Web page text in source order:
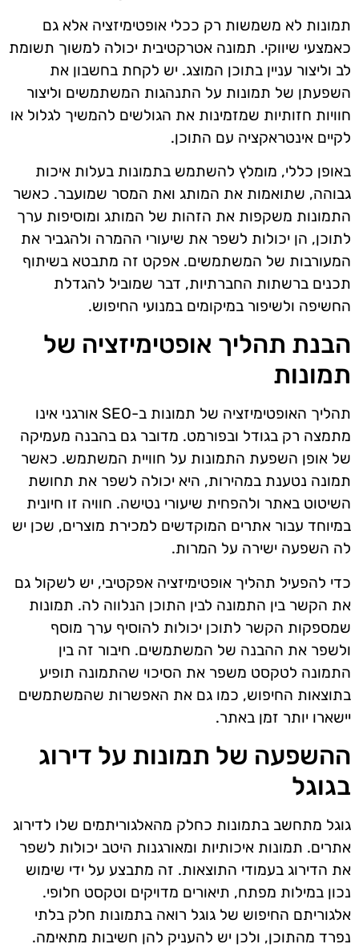
תמונות לא משמשות רק ככלי אופטימיזציה אלא גם
כאמצעי שיווקי. תמונה אטרקטיבית יכולה למשוך תשומת
לב וליצור עניין בתוכן המוצג. יש לקחת בחשבון את
השפעתן של תמונות על התנהגות המשתמשים וליצור
חוויות חזותיות שמזמינות את הגולשים להמשיך לגלול או
לקיים אינטראקציה עם התוכן.
באופן כללי, מומלץ להשתמש בתמונות בעלות איכות
גבוהה, שתואמות את המותג ואת המסר שמועבר. כאשר
התמונות משקפות את הזהות של המותג ומוסיפות ערך
לתוכן, הן יכולות לשפר את שיעורי ההמרה ולהגביר את
המעורבות של המשתמשים. אפקט זה מתבטא בשיתוף
תכנים ברשתות החברתיות, דבר שמוביל להגדלת
החשיפה ולשיפור במיקומים במנועי החיפוש.
הבנת תהליך אופטימיזציה של
תמונות
תהליך האופטימיזציה של תמונות ב-SEO אורגני אינו
מתמצה רק בגודל ובפורמט. מדובר גם בהבנה מעמיקה
של אופן השפעת התמונות על חוויית המשתמש. כאשר
תמונה נטענת במהירות, היא יכולה לשפר את תחושת
השיטוט באתר ולהפחית שיעורי נטישה. חוויה זו חיונית
במיוחד עבור אתרים המוקדשים למכירת מוצרים, שכן יש
לה השפעה ישירה על המרות.
כדי להפעיל תהליך אופטימיזציה אפקטיבי, יש לשקול גם
את הקשר בין התמונה לבין התוכן הנלווה לה. תמונות
שמספקות הקשר לתוכן יכולות להוסיף ערך מוסף
ולשפר את ההבנה של המשתמשים. חיבור זה בין
התמונה לטקסט משפר את הסיכוי שהתמונה תופיע
בתוצאות החיפוש, כמו גם את האפשרות שהמשתמשים
יישארו יותר זמן באתר.
ההשפעה של תמונות על דירוג
בגוגל
גוגל מתחשב בתמונות כחלק מהאלגוריתמים שלו לדירוג
אתרים. תמונות איכותיות ומאורגנות היטב יכולות לשפר
את הדירוג בעמודי התוצאות. זה מתבצע על ידי שימוש
נכון במילות מפתח, תיאורים מדויקים וטקסט חלופי.
אלגוריתם החיפוש של גוגל רואה בתמונות חלק בלתי
נפרד מהתוכן, ולכן יש להעניק להן חשיבות מתאימה.